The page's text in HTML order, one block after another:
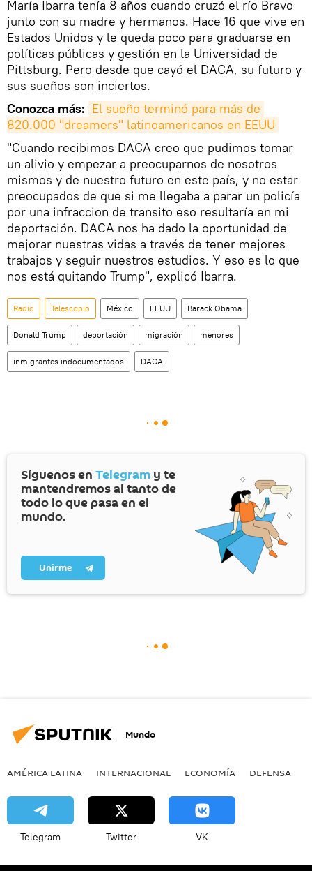
María Ibarra tenía 8 años cuando cruzó el río Bravo
junto con su madre y hermanos. Hace 16 que vive en
Estados Unidos y le queda poco para graduarse en
políticas públicas y gestión en la Universidad de
Pittsburg. Pero desde que cayó el DACA, su futuro y
sus sueños son inciertos.
Conozca más: El sueño terminó para más de
820.000 "dreamers" latinoamericanos en EEUU
"Cuando recibimos DACA creo que pudimos tomar
un alivio y empezar a preocuparnos de nosotros
mismos y de nuestro futuro en este país, y no estar
preocupados de que si me llegaba a parar un policía
por una infraccion de transito eso resultaría en mi
deportación. DACA nos ha dado la oportunidad de
mejorar nuestras vidas a través de tener mejores
trabajos y seguir nuestros estudios. Y eso es lo que
nos está quitando Trump", explicó Ibarra.
Radio Telescopio México EEUU Barack Obama
Donald Trump deportación migración menores
inmigrantes indocumentados DACA
Síguenos en Telegram y te
mantendremos al tanto de
todo lo que pasa en el
mundo.
Unirme
Mundo
AMÉRICA LATINA INTERNACIONAL ECONOMÍA DEFENSA
Telegram Twitter VK